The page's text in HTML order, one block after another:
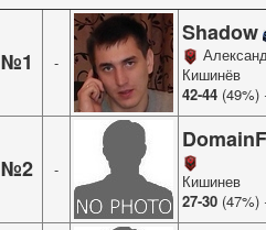
№1 -
Shadow
Кишинёв
42-44 (49%)
№2 -
Кишинев
27-30 (47%)